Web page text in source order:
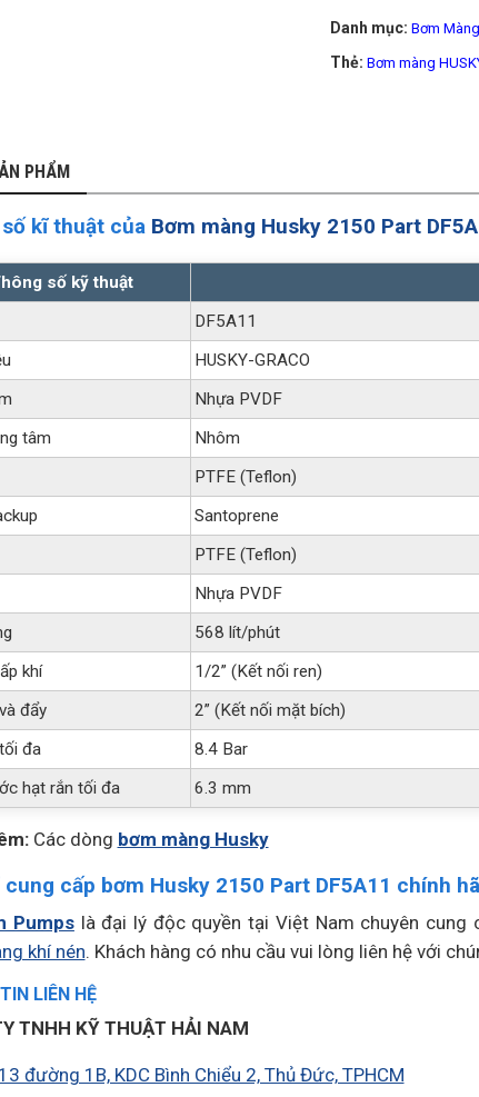
Danh mục: Bơm
Thẻ: Bơm màng
PHẨM
kĩ thuật của Bơm màng Husky 2150 Part
số kỹ thuật
DF5A11
HUSKY-GRACO
Nhựa PVDF
tâm
Nhôm
PTFE (Teflon)
Santoprene
PTFE (Teflon)
Nhựa PVDF
568 lít/phút
khí
1/2” (Kết nối ren)
đẩy
2” (Kết nối mặt bích)
đa
8.4 Bar
hạt rắn tối đa
6.3 mm
Các dòng bơm màng Husky
cấp bơm Husky 2150 Part DF5A11 chính
Pumpslà đại lý độc quyền tại Việt Nam chuyên cung
khí nén. Khách hàng có nhu cầu vui lòng liên hệ với
LIÊN HỆ
TNHH KỸ THUẬT HẢI NAM
13 đường 1B, KDC Bình Chiểu 2, Thủ Đức, TPHCM